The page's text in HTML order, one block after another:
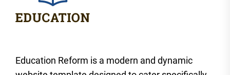
Education Reform is a modern and dynamic